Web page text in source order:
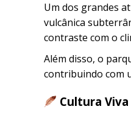
Um dos grandes
vulcânica
contraste com o
Além disso, o
contribuindo com
Cultura